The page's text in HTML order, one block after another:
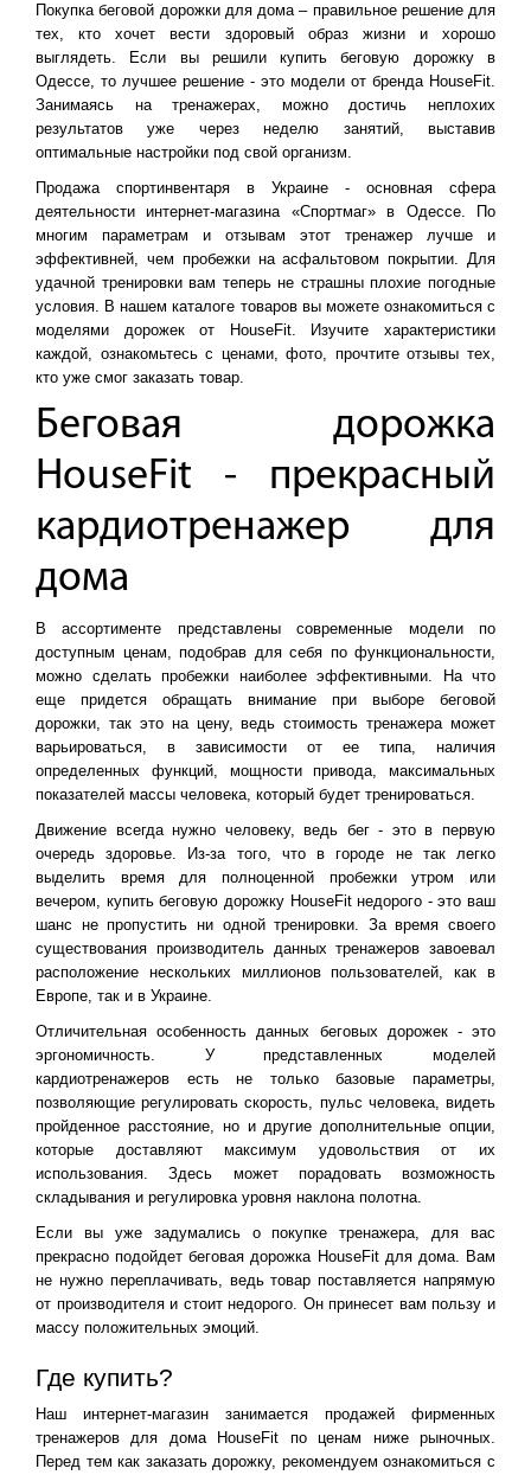
Покупка беговой дорожки для дома – правильное решение для
тех, кто хочет вести здоровый образ жизни и хорошо
выглядеть. Если вы решили купить беговую дорожку в
Одессе, то лучшее решение - это модели от бренда HouseFit.
Занимаясь на тренажерах, можно достичь неплохих
результатов уже через неделю занятий, выставив
оптимальные настройки под свой организм.
Продажа спортинвентаря в Украине - основная сфера
деятельности интернет-магазина «Спортмаг» в Одессе. По
многим параметрам и отзывам этот тренажер лучше и
эффективней, чем пробежки на асфальтовом покрытии. Для
удачной тренировки вам теперь не страшны плохие погодные
условия. В нашем каталоге товаров вы можете ознакомиться с
моделями дорожек от HouseFit. Изучите характеристики
каждой, ознакомьтесь с ценами, фото, прочтите отзывы тех,
кто уже смог заказать товар.
Беговая дорожка
HouseFit - прекрасный
кардиотренажер для
дома
В ассортименте представлены современные модели по
доступным ценам, подобрав для себя по функциональности,
можно сделать пробежки наиболее эффективными. На что
еще придется обращать внимание при выборе беговой
дорожки, так это на цену, ведь стоимость тренажера может
варьироваться, в зависимости от ее типа, наличия
определенных функций, мощности привода, максимальных
показателей массы человека, который будет тренироваться.
Движение всегда нужно человеку, ведь бег - это в первую
очередь здоровье. Из-за того, что в городе не так легко
выделить время для полноценной пробежки утром или
вечером, купить беговую дорожку HouseFit недорого - это ваш
шанс не пропустить ни одной тренировки. За время своего
существования производитель данных тренажеров завоевал
расположение нескольких миллионов пользователей, как в
Европе, так и в Украине.
Отличительная особенность данных беговых дорожек - это
эргономичность. У представленных моделей
кардиотренажеров есть не только базовые параметры,
позволяющие регулировать скорость, пульс человека, видеть
пройденное расстояние, но и другие дополнительные опции,
которые доставляют максимум удовольствия от их
использования. Здесь может порадовать возможность
складывания и регулировка уровня наклона полотна.
Если вы уже задумались о покупке тренажера, для вас
прекрасно подойдет беговая дорожка HouseFit для дома. Вам
не нужно переплачивать, ведь товар поставляется напрямую
от производителя и стоит недорого. Он принесет вам пользу и
массу положительных эмоций.
Где купить?
Наш интернет-магазин занимается продажей фирменных
тренажеров для дома HouseFit по ценам ниже рыночных.
Перед тем как заказать дорожку, рекомендуем ознакомиться с